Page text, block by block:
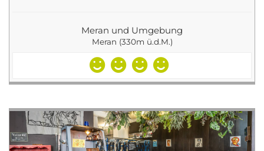
Meran und Umgebung
Meran (330m ü.d.M.)